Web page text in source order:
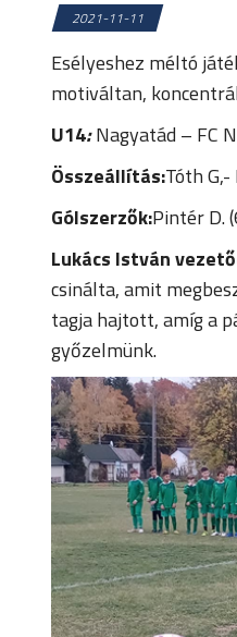
2021-11-11
Esélyeshez méltó
motiváltan,
U14:Nagyatád – FC
Összeállítás:Tóth
Gólszerzők:Pintér D.
Lukács István
csinálta, amit
tagja hajtott, amíg a
győzelmünk.